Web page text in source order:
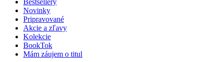
Bestsellery
Novinky
Pripravované
Akcie a zľavy
Kolekcie
BookTok
Mám záujem o titul